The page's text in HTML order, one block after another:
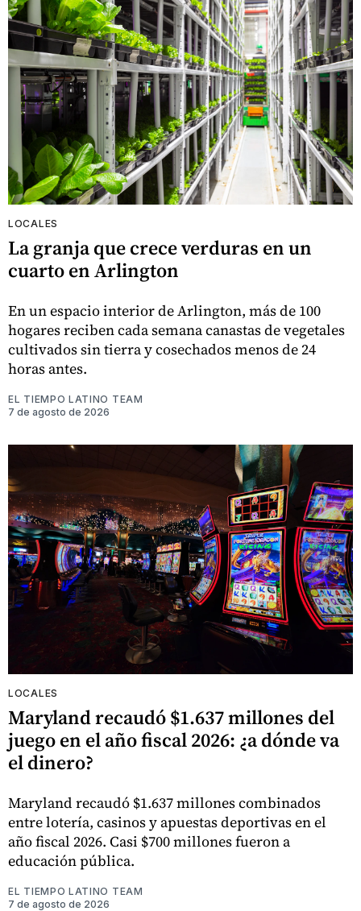
LOCALES
La granja que crece verduras en un
cuarto en Arlington
En un espacio interior de Arlington, más de 100
hogares reciben cada semana canastas de vegetales
cultivados sin tierra y cosechados menos de 24
horas antes.
EL TIEMPO LATINO TEAM
7 de agosto de 2026
LOCALES
Maryland recaudó $1.637 millones del
juego en el año fiscal 2026: ¿a dónde va
el dinero?
Maryland recaudó $1.637 millones combinados
entre lotería, casinos y apuestas deportivas en el
año fiscal 2026. Casi $700 millones fueron a
educación pública.
EL TIEMPO LATINO TEAM
7 de agosto de 2026